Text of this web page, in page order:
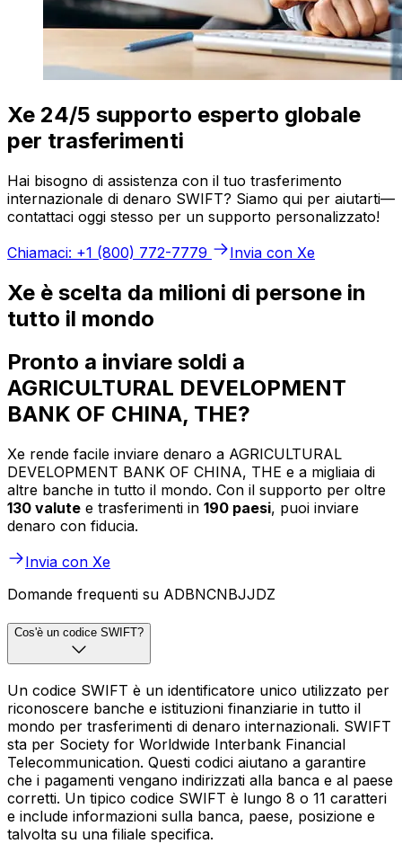
Xe 24/5 supporto esperto globale
per trasferimenti
Hai bisogno di assistenza con il tuo trasferimento
internazionale di denaro SWIFT? Siamo qui per aiutarti—
contattaci oggi stesso per un supporto personalizzato!
Chiamaci: +1 (800) 772-7779
Invia con Xe
Xe è scelta da milioni di persone in
tutto il mondo
Pronto a inviare soldi a
AGRICULTURAL DEVELOPMENT
BANK OF CHINA, THE?
Xe rende facile inviare denaro a AGRICULTURAL
DEVELOPMENT BANK OF CHINA, THE e a migliaia di
altre banche in tutto il mondo. Con il supporto per oltre
130 valute e trasferimenti in 190 paesi, puoi inviare
denaro con fiducia.
Invia con Xe
Domande frequenti su ADBNCNBJJDZ
Cos'è un codice SWIFT?
Un codice SWIFT è un identificatore unico utilizzato per
riconoscere banche e istituzioni finanziarie in tutto il
mondo per trasferimenti di denaro internazionali. SWIFT
sta per Society for Worldwide Interbank Financial
Telecommunication. Questi codici aiutano a garantire
che i pagamenti vengano indirizzati alla banca e al paese
corretti. Un tipico codice SWIFT è lungo 8 o 11 caratteri
e include informazioni sulla banca, paese, posizione e
talvolta su una filiale specifica.